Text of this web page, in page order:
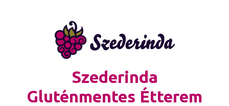
Szederinda
Gluténmentes Étterem